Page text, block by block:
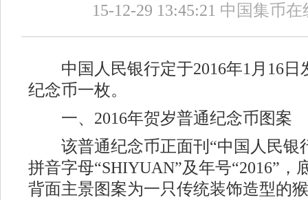
15-12-29 13:45:21 中国集币在
中国人民银行定于2016年1月16日
纪念币一枚。
一、2016年贺岁普通纪念币图案
该普通纪念币正面刊“中国人民银
拼音字母“SHIYUAN”及年号“2016”，
背面主景图案为一只传统装饰造型的